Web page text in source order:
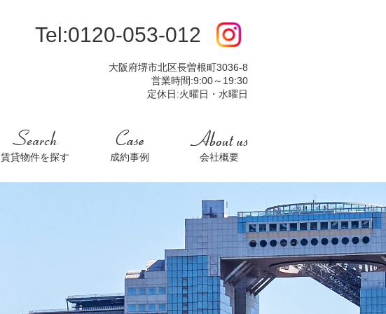
Tel:0120-053-012
大阪府堺市北区長曽根町3036-8
営業時間:9:00～19:30
定休日:火曜日・水曜日
賃貸物件を探す 成約事例 会社概要